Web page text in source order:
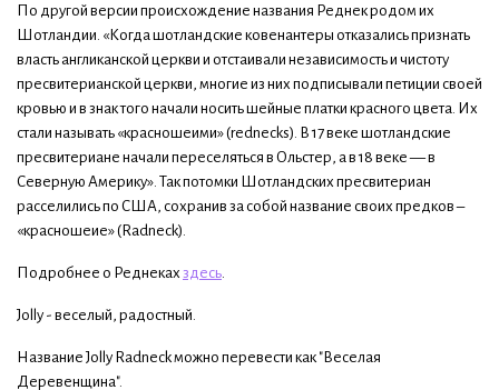
По другой версии происхождение названия Реднек родом их
Шотландии. «Когда шотландские ковенантеры отказались признать
власть англиканской церкви и отстаивали независимость и чистоту
пресвитерианской церкви, многие из них подписывали петиции своей
кровью и в знак того начали носить шейные платки красного цвета. Их
стали называть «красношеими» (rednecks). В 17 веке шотландские
пресвитериане начали переселяться в Ольстер, а в 18 веке — в
Северную Америку». Так потомки Шотландских пресвитериан
расселились по США, сохранив за собой название своих предков –
«красношеие» (Radneck).
Подробнее о Реднеках здесь
Jolly - веселый, радостный.
Название Jolly Radneck можно перевести как "Веселая
Деревенщина".